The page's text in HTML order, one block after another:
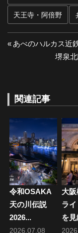
天王寺・阿倍野
投
ビ
ゲ
ー
シ
ョ
ン
前
あべのハルカス近
次
堺泉
関連記事
令和OSAKA
天の川伝説
2026...
2026.07.08
大
ラ
を